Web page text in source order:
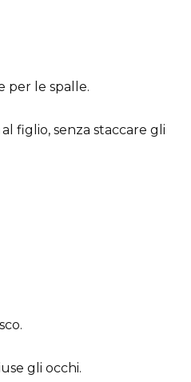
per le spalle.
figlio, senza staccare gli
gli occhi.